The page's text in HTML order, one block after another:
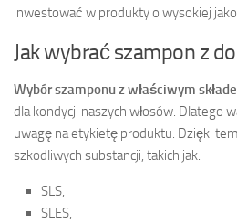
inwestować w produkty o wysokiej
Jak wybrać szampon z
Wybór szamponu z właściwym
dla kondycji naszych włosów. Dlatego
uwagę na etykietę produktu. Dzięki
szkodliwych substancji, takich jak:
SLS,
SLES,